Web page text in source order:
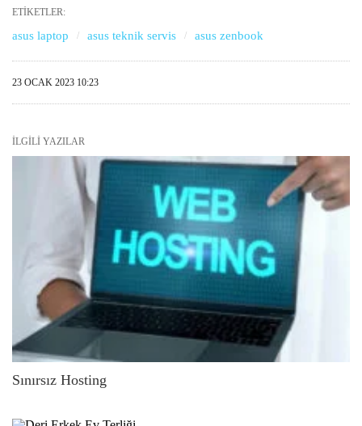
ETIKETLER:
asus laptop asus teknik servis asus zenbook
23 OCAK 2023 10:23
İLGILI YAZILAR
Sınırsız Hosting